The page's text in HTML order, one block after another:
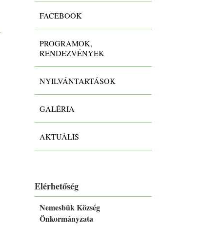
FACEBOOK
PROGRAMOK,
RENDEZVÉNYEK
NYILVÁNTARTÁSOK
GALÉRIA
AKTUÁLIS
Elérhetőség
Nemesbük Község
Önkormányzata